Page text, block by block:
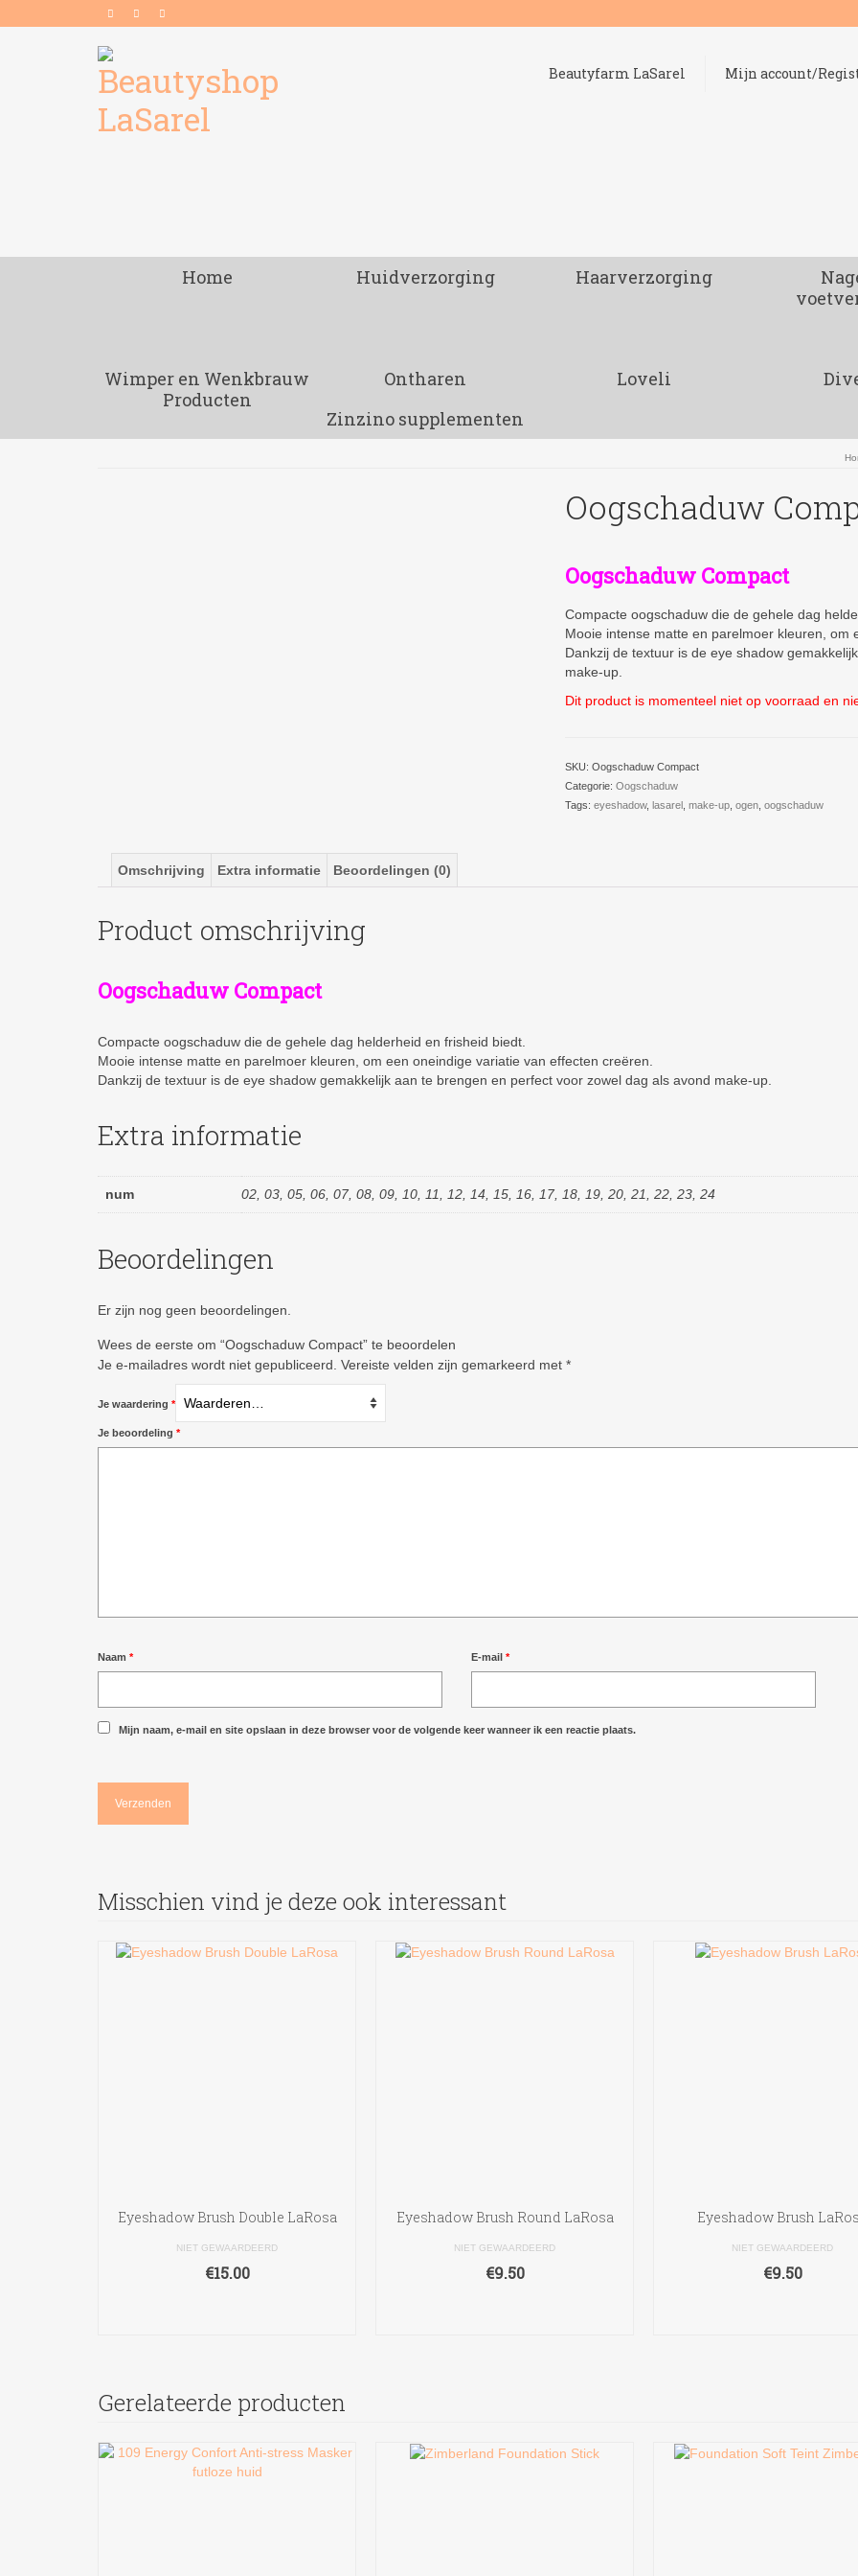
Beautyfarm LaSarel Mijn account/
Home Huidverzorging Haarverzorging
Wimper en Wenkbrauw
Producten
Ontharen Loveli
Zinzino supplementen
Oogschaduw
Oogschaduw Compact
Compacte oogschaduw die de gehele dag
Mooie intense matte en parelmoer kleuren,
Dankzij de textuur is de eye shadow
make-up.
Dit product is momenteel niet op voorraad en
SKU: Oogschaduw Compact
Categorie: Oogschaduw
Tags: eyeshadow, lasarel, make-up, ogen, oogschaduw
Omschrijving Extra informatie Beoordelingen (0)
Product omschrijving
Oogschaduw Compact
Compacte oogschaduw die de gehele dag helderheid en frisheid biedt.
Mooie intense matte en parelmoer kleuren, om een oneindige variatie van effecten creëren.
Dankzij de textuur is de eye shadow gemakkelijk aan te brengen en perfect voor zowel dag als avond make-up.
Extra informatie
num 02, 03, 05, 06, 07, 08, 09, 10, 11, 12, 14, 15, 16, 17, 18, 19, 20, 21, 22, 23, 24
Beoordelingen
Er zijn nog geen beoordelingen.
Wees de eerste om “Oogschaduw Compact” te beoordelen
Je e-mailadres wordt niet gepubliceerd. Vereiste velden zijn gemarkeerd met *
Je waardering *
Je beoordeling *
Naam * E-mail *
Mijn naam, e-mail en site opslaan in deze browser voor de volgende keer wanneer ik een reactie plaats.
Misschien vind je deze ook interessant
Eyeshadow Brush Double LaRosa
NIET GEWAARDEERD
€15.00
Eyeshadow Brush Round LaRosa
NIET GEWAARDEERD
€9.50
Eyeshadow Brush
NIET GEWAARDEERD
€9.50
Gerelateerde producten